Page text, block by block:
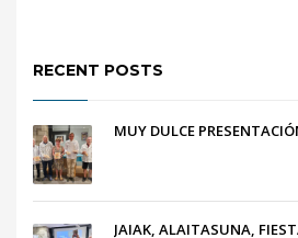
RECENT POSTS
MUY DULCE
JAIAK, ALAITASUNA,